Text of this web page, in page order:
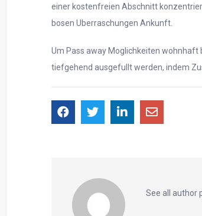
einer kostenfreien Abschnitt
bosen Uberraschungen Ankunft.
Um Pass away Moglichkeiten
tiefgehend ausgefullt werden, indem
See all author